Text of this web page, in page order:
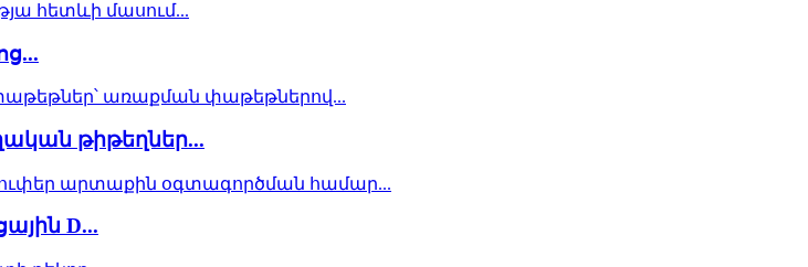
թիթեղներ...
D...